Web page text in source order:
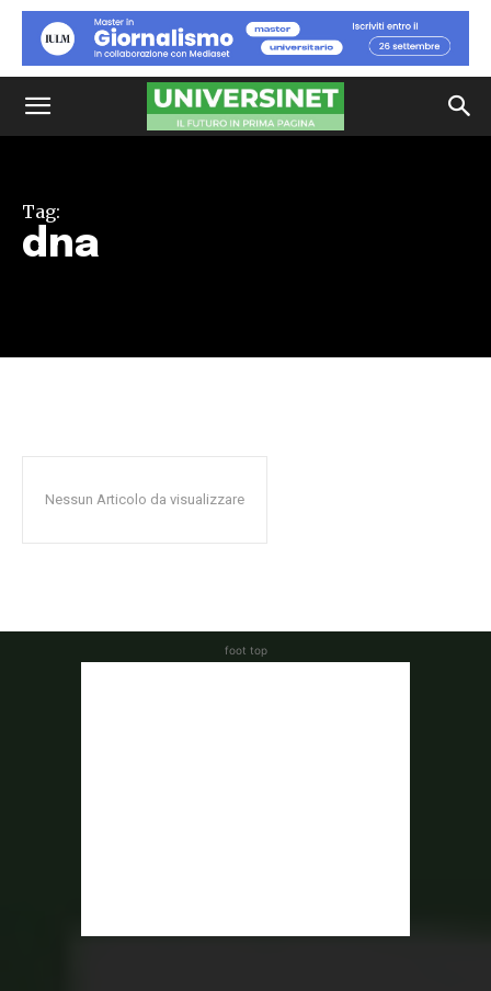
Tag:
dna
Nessun Articolo da visualizzare
foot top